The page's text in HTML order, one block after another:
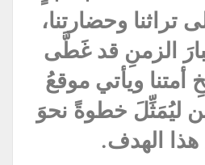
تراثنا وحضارتنا،
الزمنِ قد غَطَّى
أمتنا ويأتي موقعُ
ليُمَثِّلَ خطوةً نحوَ
الهدف.